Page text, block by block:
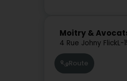
Moitry &
4 Rue Johny FlickL-
Route